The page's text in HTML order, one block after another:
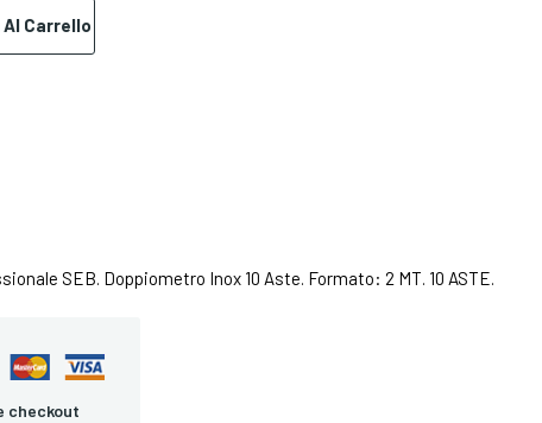
Carrello
SEB. Doppiometro Inox 10 Aste. Formato: 2 MT. 10 ASTE.
checkout